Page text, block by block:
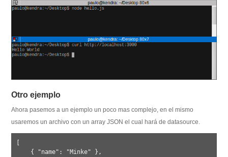
Otro ejemplo
Ahora pasemos a un ejemplo un poco mas complejo, en el mismo
usaremos un archivo con un array JSON el cual hará de datasource.